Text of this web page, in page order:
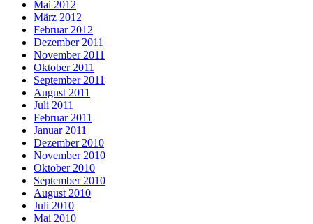
Mai 2012
März 2012
Februar 2012
Dezember 2011
November 2011
Oktober 2011
September 2011
August 2011
Juli 2011
Februar 2011
Januar 2011
Dezember 2010
November 2010
Oktober 2010
September 2010
August 2010
Juli 2010
Mai 2010